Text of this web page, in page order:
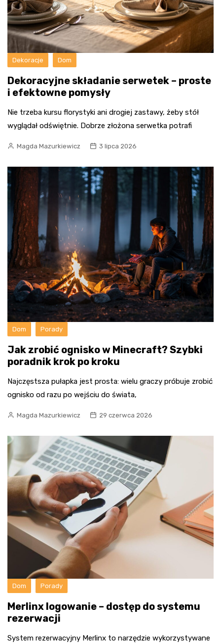
Dekoracje Dom
Dekoracyjne składanie serwetek – proste
i efektowne pomysły
Nie trzeba kursu florystyki ani drogiej zastawy, żeby stół
wyglądał odświętnie. Dobrze złożona serwetka potrafi
Magda Mazurkiewicz 3 lipca 2026
Dom Porady
Jak zrobić ognisko w Minecraft? Szybki
poradnik krok po kroku
Najczęstsza pułapka jest prosta: wielu graczy próbuje zrobić
ognisko od razu po wejściu do świata,
Magda Mazurkiewicz 29 czerwca 2026
Dom Porady
Merlinx logowanie – dostęp do systemu
rezerwacji
System rezerwacyjny Merlinx to narzędzie wykorzystywane